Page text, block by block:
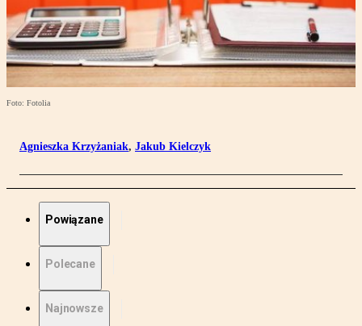
Foto: Fotolia
Agnieszka Krzyżaniak, Jakub Kielczyk
Powiązane
Polecane
Najnowsze